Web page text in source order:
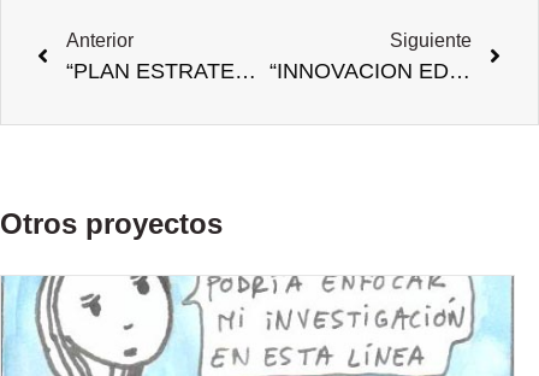
Anterior
“PLAN ESTRATEGICO DE CALIDAD PARA LA EDUCACION A DISTANCIA” Gobierno PI-1999-167 – 1999 – 2002
Siguiente
“INNOVACION EDUCATIVA CON M-LEARNING: APRENDIZAJE DEL PATRIMONIO Y LA ARQUEOLOGIA EN TERRITORIO MENOSCA” Universidad del País Vasco. Universidad Empresa. UE03/A18 – 2003 – 2006
Otros proyectos